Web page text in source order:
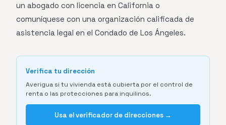
un abogado con licencia en California o
comuníquese con una organización calificada de
asistencia legal en el Condado de Los Ángeles.
Verifica tu dirección
Averigua si tu vivienda está cubierta por el control de
renta o las protecciones para inquilinos.
Usa el verificador de direcciones →